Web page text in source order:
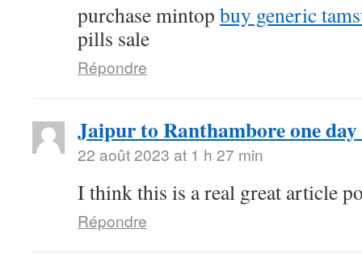
purchase mintop buy generic
pills sale
Répondre
Jaipur to Ranthambore one
22 août 2023 at 1 h 27 min
I think this is a real great article
Répondre